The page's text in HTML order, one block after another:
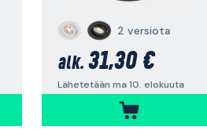
2 versiota
alk. 31,30 €
Lähetetään ma 10. elokuuta